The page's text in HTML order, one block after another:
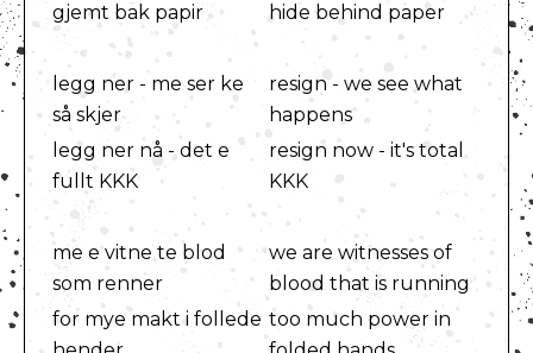
gjemt bak papir
hide behind paper
legg ner - me ser ke
så skjer
resign - we see what
happens
legg ner nå - det e
fullt KKK
resign now - it's total
KKK
me e vitne te blod
som renner
we are witnesses of
blood that is running
for mye makt i follede too much power in